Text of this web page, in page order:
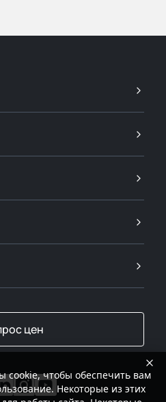
цен
cookie, чтобы обеспечить вам
Некоторые из этих